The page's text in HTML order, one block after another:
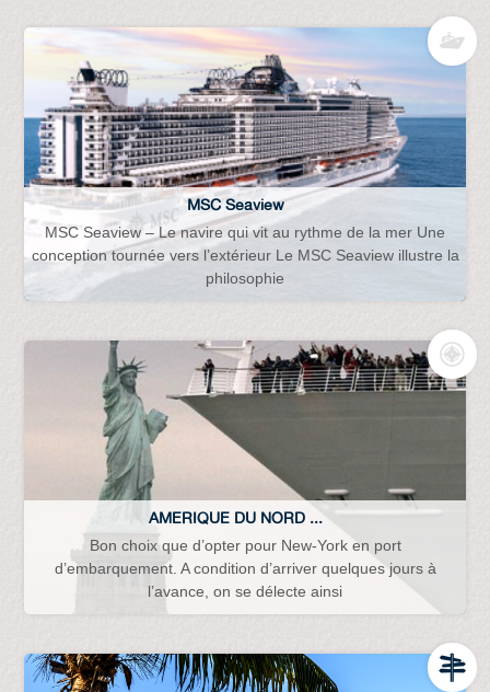
MSC Seaview
MSC Seaview – Le navire qui vit au rythme de la mer Une
conception tournée vers l’extérieur Le MSC Seaview illustre la
philosophie
AMERIQUE DU NORD ...
Bon choix que d’opter pour New-York en port
d’embarquement. A condition d’arriver quelques jours à
l’avance, on se délecte ainsi